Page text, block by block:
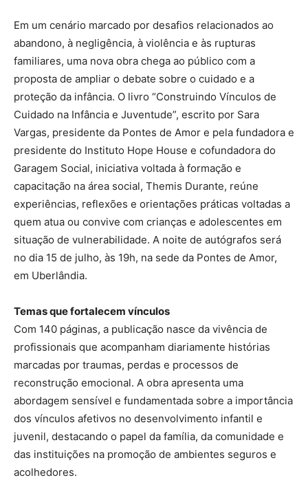
Em um cenário marcado por desafios relacionados ao
abandono, à negligência, à violência e às rupturas
familiares, uma nova obra chega ao público com a
proposta de ampliar o debate sobre o cuidado e a
proteção da infância. O livro “Construindo Vínculos de
Cuidado na Infância e Juventude”, escrito por Sara
Vargas, presidente da Pontes de Amor e pela fundadora e
presidente do Instituto Hope House e cofundadora do
Garagem Social, iniciativa voltada à formação e
capacitação na área social, Themis Durante, reúne
experiências, reflexões e orientações práticas voltadas a
quem atua ou convive com crianças e adolescentes em
situação de vulnerabilidade. A noite de autógrafos será
no dia 15 de julho, às 19h, na sede da Pontes de Amor,
em Uberlândia.
Temas que fortalecem vínculos
Com 140 páginas, a publicação nasce da vivência de
profissionais que acompanham diariamente histórias
marcadas por traumas, perdas e processos de
reconstrução emocional. A obra apresenta uma
abordagem sensível e fundamentada sobre a importância
dos vínculos afetivos no desenvolvimento infantil e
juvenil, destacando o papel da família, da comunidade e
das instituições na promoção de ambientes seguros e
acolhedores.